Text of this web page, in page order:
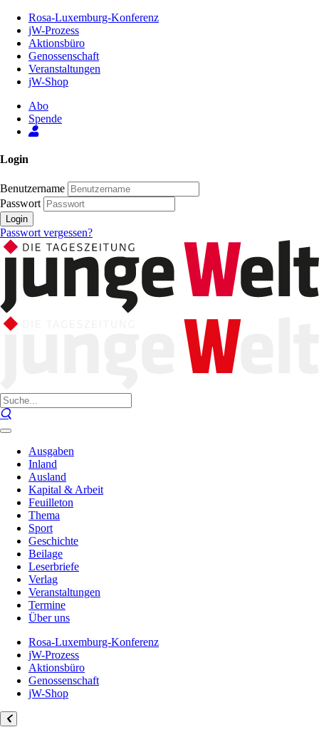
Inhalt
Seite
Rosa-Luxemburg-Konferenz
jW-Prozess
Aktionsbüro
Genossenschaft
Veranstaltungen
jW-Shop
Abo
Spende
Login
Benutzername
Passwort
Login
Passwort vergessen?
Ausgaben
Inland
Ausland
Kapital & Arbeit
Feuilleton
Thema
Sport
Geschichte
Beilage
Leserbriefe
Verlag
Veranstaltungen
Termine
Über uns
Rosa-Luxemburg-Konferenz
jW-Prozess
Aktionsbüro
Genossenschaft
jW-Shop